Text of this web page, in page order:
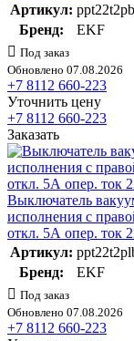
Артикул:
Бренд:
EKF
Под заказ
Обновлено 07.08.2026
+7 8112 660-223
Уточнить цену
+7 8112 660-223
Заказать
Выключатель
исполнения с
откл. 5А опер. ток
Артикул:
Бренд:
EKF
Под заказ
Обновлено 07.08.2026
+7 8112 660-223